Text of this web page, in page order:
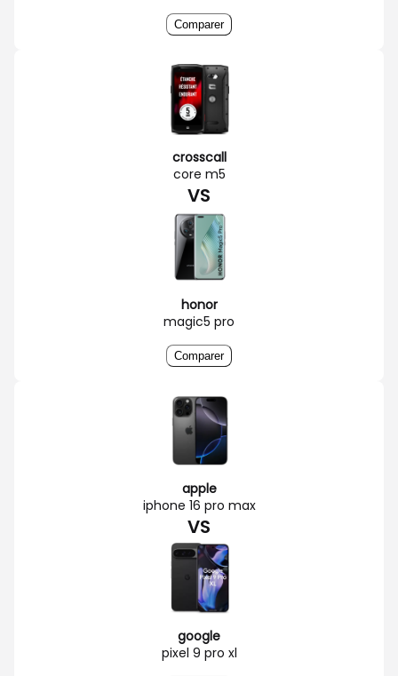
Comparer
crosscall
core m5
VS
honor
magic5 pro
Comparer
apple
iphone 16 pro max
VS
google
pixel 9 pro xl